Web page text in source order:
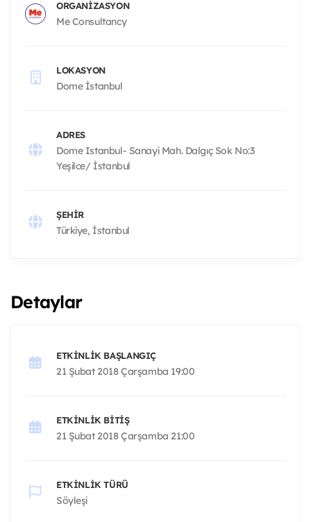
ORGANIZASYON
Me Consultancy
LOKASYON
Dome İstanbul
ADRES
Dome Istanbul- Sanayi Mah. Dalgıç Sok No:3
Yeşilce/ İstanbul
ŞEHIR
Türkiye, İstanbul
Detaylar
ETKINLIK BAŞLANGIÇ
21 Şubat 2018 Çarşamba 19:00
ETKINLIK BITIŞ
21 Şubat 2018 Çarşamba 21:00
ETKINLIK TÜRÜ
Söyleşi